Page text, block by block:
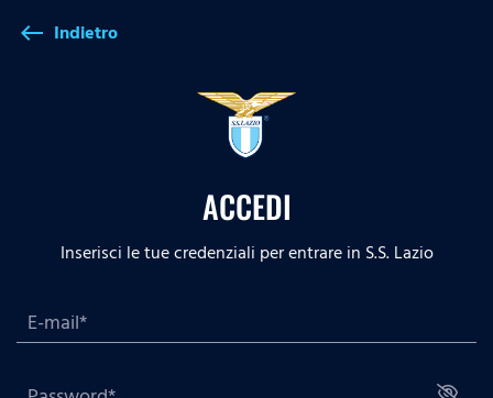
west Indietro
ACCEDI
Inserisci le tue credenziali per entrare in S.S. Lazio